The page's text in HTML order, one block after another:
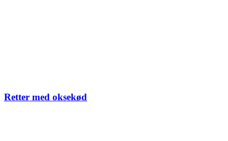
Retter med oksekød